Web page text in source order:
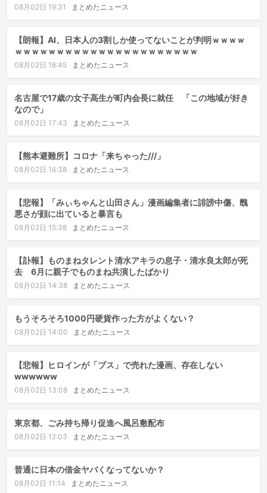
08月02日 19:31 まとめたニュース
【朗報】AI、日本人の3割しか使ってないことが判明ｗｗｗｗ
ｗｗｗｗｗｗｗｗｗｗｗｗｗｗｗｗｗｗｗｗｗｗ
08月02日 18:45 まとめたニュース
名古屋で17歳の女子高生が町内会長に就任 「この地域が好き
なので」
08月02日 17:43 まとめたニュース
【熊本避難所】コロナ「来ちゃった///」
08月02日 16:38 まとめたニュース
【悲報】「みぃちゃんと山田さん」漫画編集者に誹謗中傷、醜
悪さが顔に出ていると暴言も
08月02日 15:38 まとめたニュース
【訃報】ものまねタレント清水アキラの息子・清水良太郎が死
去 6月に親子でものまね共演したばかり
08月02日 14:38 まとめたニュース
もうそろそろ1000円硬貨作った方がよくない？
08月02日 14:00 まとめたニュース
【悲報】ヒロインが「ブス」で売れた漫画、存在しない
wwwwww
08月02日 13:08 まとめたニュース
東京都、ごみ持ち帰り促進へ風呂敷配布
08月02日 12:03 まとめたニュース
普通に日本の借金ヤバくなってないか？
08月02日 11:14 まとめたニュース